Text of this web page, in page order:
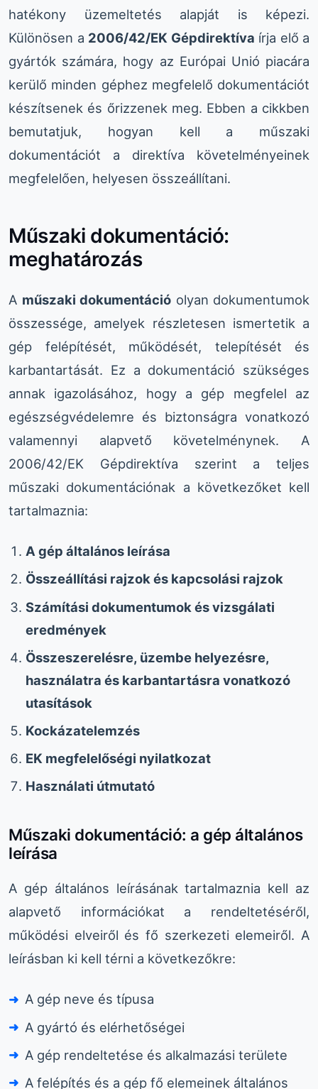
hatékony üzemeltetés alapját is képezi.
Különösen a 2006/42/EK Gépdirektíva írja elő a
gyártók számára, hogy az Európai Unió piacára
kerülő minden géphez megfelelő dokumentációt
készítsenek és őrizzenek meg. Ebben a cikkben
bemutatjuk, hogyan kell a műszaki
dokumentációt a direktíva követelményeinek
megfelelően, helyesen összeállítani.
Műszaki dokumentáció:
meghatározás
A műszaki dokumentáció olyan dokumentumok
összessége, amelyek részletesen ismertetik a
gép felépítését, működését, telepítését és
karbantartását. Ez a dokumentáció szükséges
annak igazolásához, hogy a gép megfelel az
egészségvédelemre és biztonságra vonatkozó
valamennyi alapvető követelménynek. A
2006/42/EK Gépdirektíva szerint a teljes
műszaki dokumentációnak a következőket kell
tartalmaznia:
A gép általános leírása
Összeállítási rajzok és kapcsolási rajzok
Számítási dokumentumok és vizsgálati
eredmények
Összeszerelésre, üzembe helyezésre,
használatra és karbantartásra vonatkozó
utasítások
Kockázatelemzés
EK megfelelőségi nyilatkozat
Használati útmutató
Műszaki dokumentáció: a gép általános
leírása
A gép általános leírásának tartalmaznia kell az
alapvető információkat a rendeltetéséről,
működési elveiről és fő szerkezeti elemeiről. A
leírásban ki kell térni a következőkre:
A gép neve és típusa
A gyártó és elérhetőségei
A gép rendeltetése és alkalmazási területe
A felépítés és a gép fő elemeinek általános